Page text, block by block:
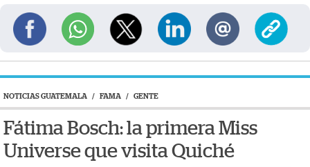
NOTICIAS GUATEMALA / FAMA / GENTE
Fátima Bosch: la primera Miss
Universe que visita Quiché